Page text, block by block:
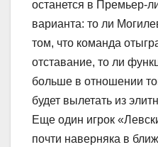
останется в Премьер-
варианта: то ли
том, что команда
отставание, то ли
больше в отношении
будет вылетать из
Еще один игрок
почти наверняка в